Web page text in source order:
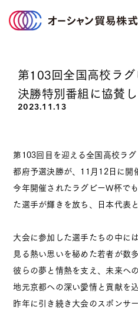
オーシャン貿易について
事業のご案内
企業情報
お問い合わせ
お知らせ アクセス プラ
第103回全国高校ラ
決勝特別番組に協賛
2023.11.13
第103回目を迎える全国高校ラ
都府予選決勝が、11月12日に開
今年開催されたラグビーW杯で
た選手が輝きを放ち、日本代表
大会に参加した選手たちの中に
見る熱い思いを秘めた若者が数
彼らの夢と情熱を支え、未来へ
地元京都への深い愛情と貢献を込
昨年に引き続き大会のスポンサ